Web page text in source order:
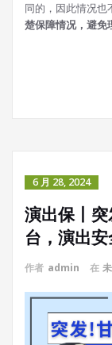
同的，因此情况也
楚保障情况，避免
6 月 28, 2024
演出保丨
台，演出安
作者 admin 在